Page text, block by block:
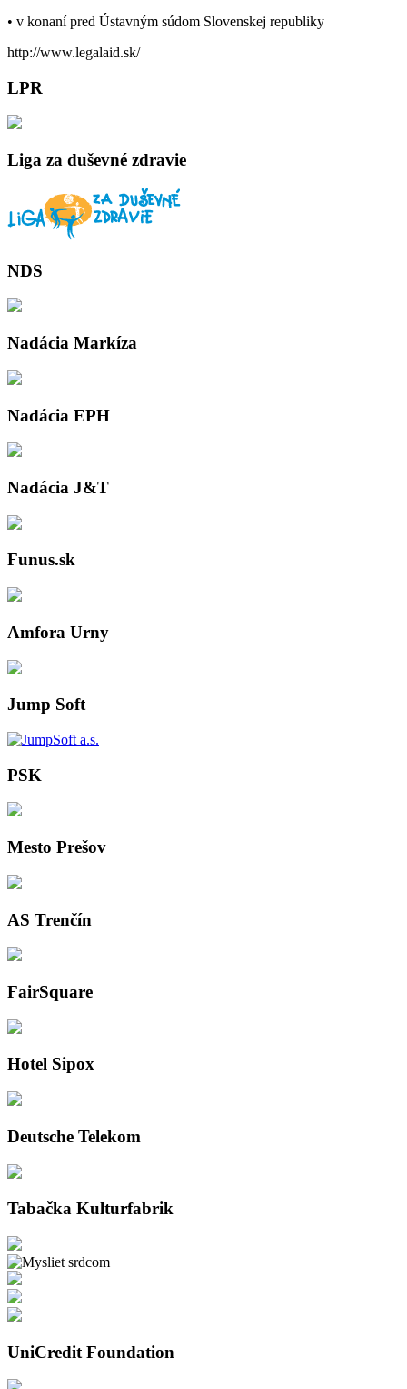
• v konaní pred Ústavným súdom Slovenskej republiky
http://www.legalaid.sk/
LPR
Liga za duševné zdravie
NDS
Nadácia Markíza
Nadácia EPH
Nadácia J&T
Funus.sk
Amfora Urny
Jump Soft
PSK
Mesto Prešov
AS Trenčín
FairSquare
Hotel Sipox
Deutsche Telekom
Tabačka Kulturfabrik
UniCredit Foundation